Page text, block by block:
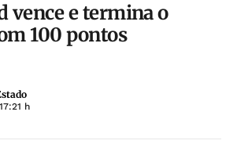
vence e termina o
100 pontos
h